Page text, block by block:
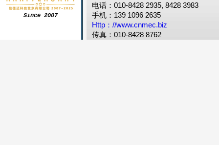
Since 2007
电话：010-8428 2935, 8428 3983
手机：139 1096 2635
Http：//www.cnmec.biz
传真：010-8428 8762